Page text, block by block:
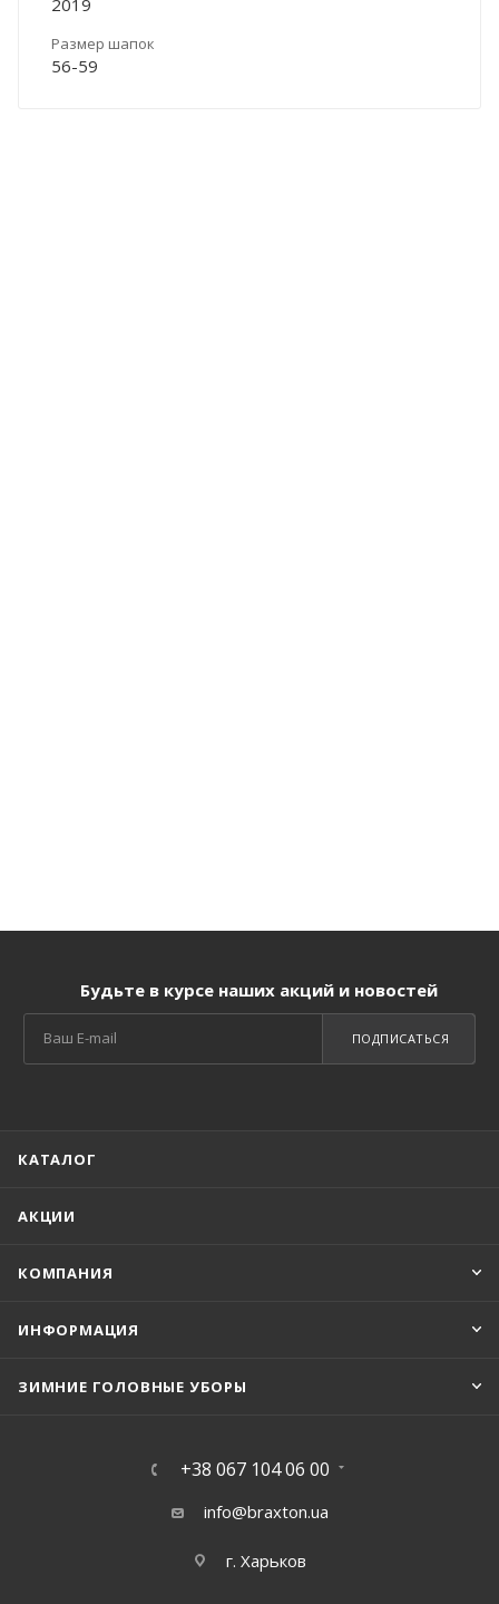
2019
Размер шапок
56-59
Будьте в курсе наших акций и новостей
ПОДПИСАТЬСЯ
КАТАЛОГ
АКЦИИ
КОМПАНИЯ
ИНФОРМАЦИЯ
ЗИМНИЕ ГОЛОВНЫЕ УБОРЫ
+38 067 104 06 00
info@braxton.ua
г. Харьков